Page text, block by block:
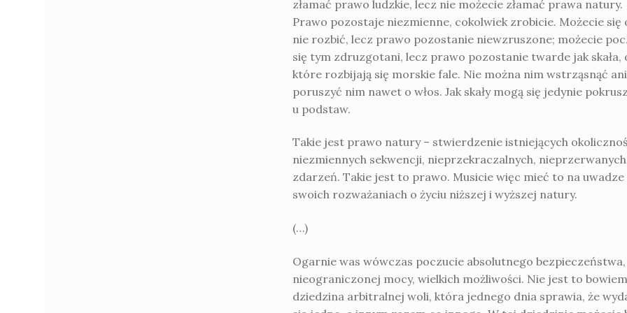
złamać prawo ludzkie, lecz nie możecie złamać prawa natury.
Prawo pozostaje niezmienne, cokolwiek zrobicie. Możecie się
nie rozbić, lecz prawo pozostanie niewzruszone; możecie
się tym zdruzgotani, lecz prawo pozostanie twarde jak skała,
które rozbijają się morskie fale. Nie można nim wstrząsnąć ani
poruszyć nim nawet o włos. Jak skały mogą się jedynie
u podstaw.
Takie jest prawo natury – stwierdzenie istniejących
niezmiennych sekwencji, nieprzekraczalnych, nieprzerwanych
zdarzeń. Takie jest to prawo. Musicie więc mieć to na uwadze
swoich rozważaniach o życiu niższej i wyższej natury.
(…)
Ogarnie was wówczas poczucie absolutnego bezpieczeństwa,
nieograniczonej mocy, wielkich możliwości. Nie jest to bowiem
dziedzina arbitralnej woli, która jednego dnia sprawia, że